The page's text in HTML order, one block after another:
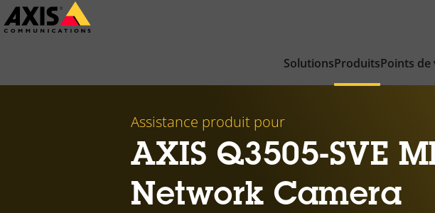
Passer
au
SolutionsProduitsPoints de
Assistance produit pour
AXIS Q3505-SVE
Network Camera